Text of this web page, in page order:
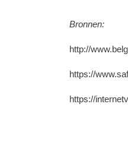
Bronnen:
http://
https://
https://